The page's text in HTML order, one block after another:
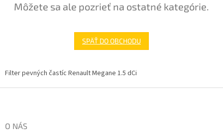
Môžete sa ale pozrieť na ostatné kategórie.
SPÄŤ DO OBCHODU
Filter pevných častíc Renault Megane 1.5 dCi
O NÁS